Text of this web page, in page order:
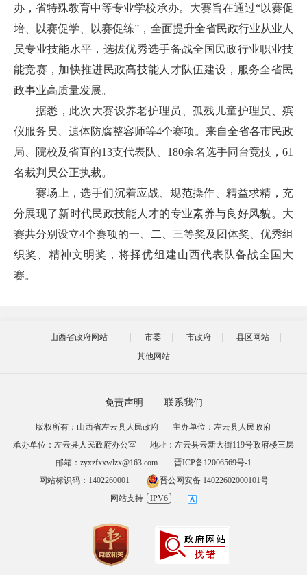
办，省特殊教育中等专业学校承办。大赛旨在通过“以赛促
培、以赛促学、以赛促练”，全面提升全省民政行业从业人
员专业技能水平，选拔优秀选手备战全国民政行业职业技
能竞赛，加快推进民政高技能人才队伍建设，服务全省民
政事业高质量发展。
据悉，此次大赛设养老护理员、孤残儿童护理员、殡
仪服务员、遗体防腐整容师等4个赛项。来自全省各市民政
局、院校及省直的13支代表队、180余名选手同台竞技，61
名裁判员公正执裁。
赛场上，选手们沉着应战、规范操作、精益求精，充
分展现了新时代民政技能人才的专业素养与良好风貌。大
赛共分别设立4个赛项的一、二、三等奖及团体奖、优秀组
织奖、精神文明奖，将择优组建山西代表队备战全国大
赛。
山西省政府网站 市委 市政府
县区网站
其他网站
免责声明 联系我们
版权所有：山西省左云县人民政府
主办单位：左云县人民政府
承办单位：左云县人民政府办公室
地址：左云县云新大街119号政府楼三层
邮箱：zyxzfxxwlzx@163.com
晋ICP备12006569号-1
网站标识码：1402260001
晋公网安备 14022602000101号
网站支持
IPV6